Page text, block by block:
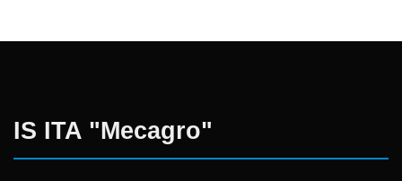
IS ITA "Mecagro"